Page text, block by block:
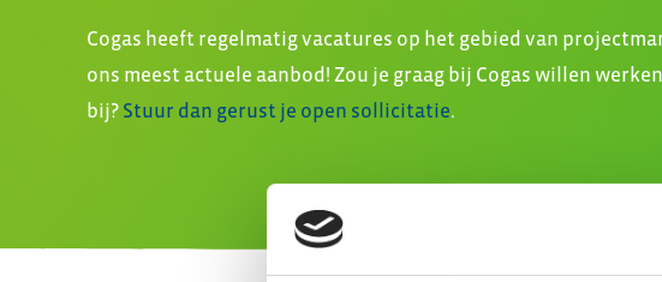
Cogas heeft regelmatig vacatures op het gebied van
ons meest actuele aanbod! Zou je graag bij Cogas willen
bij? Stuur dan gerust je open sollicitatie.